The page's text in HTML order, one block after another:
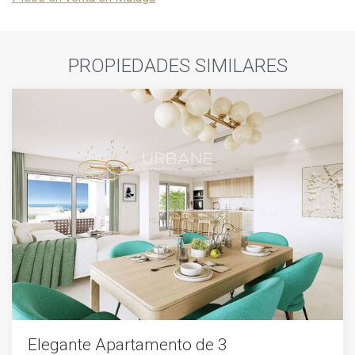
PROPIEDADES SIMILARES
Elegante Apartamento de 3